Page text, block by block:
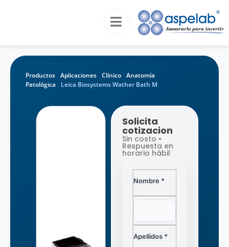
Productos Aplicaciones Clínico Anatomía
Patológica
Leica Biosystems Wather Bath M
Solicita
cotizacion
Sin costo •
Respuesta en
horario hábil
Nombre *
Apellidos *